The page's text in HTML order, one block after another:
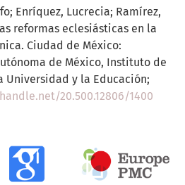
Enríquez, Lucrecia; Ramírez,
reformas eclesiásticas en la
Ciudad de México:
de México, Instituto de
Universidad y la Educación;
20.500.12806/1400